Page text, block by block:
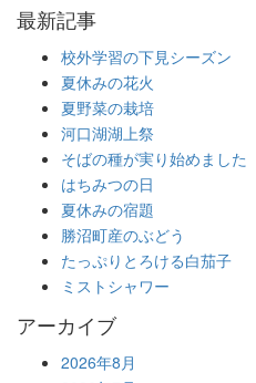
最新記事
校外学習の下見シーズン
夏休みの花火
夏野菜の栽培
河口湖湖上祭
そばの種が実り始めました
はちみつの日
夏休みの宿題
勝沼町産のぶどう
たっぷりとろける白茄子
ミストシャワー
アーカイブ
2026年8月